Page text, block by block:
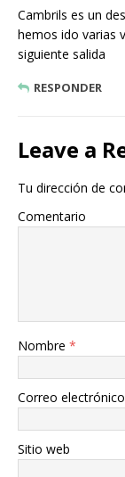
Cambrils es un
hemos ido varias
siguiente salida
RESPONDER
Leave a
Tu dirección de
Comentario
Nombre *
Correo electrónico
Sitio web